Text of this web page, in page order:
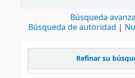
Búsqueda
Búsqueda de autoridad
Refinar su